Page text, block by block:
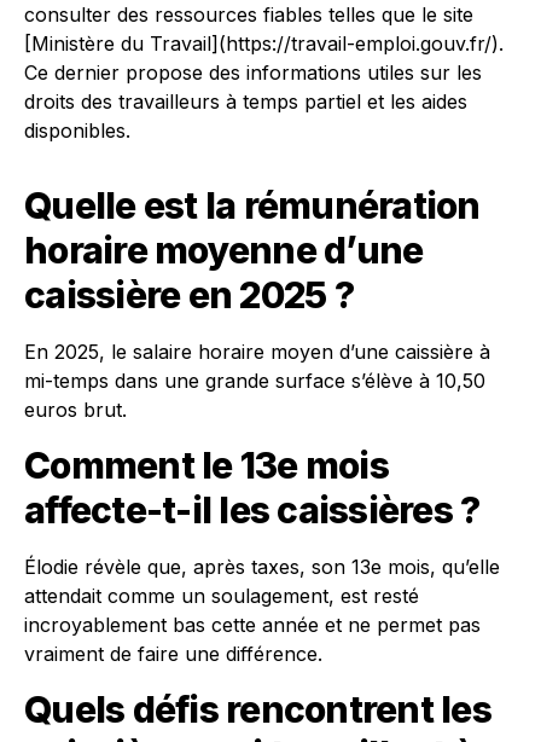
consulter des ressources fiables telles que le site
[Ministère du Travail](https://travail-emploi.gouv.fr/).
Ce dernier propose des informations utiles sur les
droits des travailleurs à temps partiel et les aides
disponibles.
Quelle est la rémunération
horaire moyenne d’une
caissière en 2025 ?
En 2025, le salaire horaire moyen d’une caissière à
mi-temps dans une grande surface s’élève à 10,50
euros brut.
Comment le 13e mois
affecte-t-il les caissières ?
Élodie révèle que, après taxes, son 13e mois, qu’elle
attendait comme un soulagement, est resté
incroyablement bas cette année et ne permet pas
vraiment de faire une différence.
Quels défis rencontrent les